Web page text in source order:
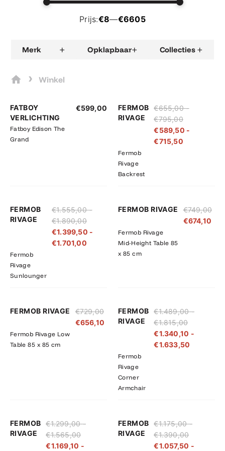
Prijs:€8—€6605
Merk + Opklapbaar+ Collecties +
› Winkel
FATBOY
VERLICHTING
Fatboy Edison The
Grand
€599,00
FERMOB
RIVAGE
Fermob
Rivage
Backrest
€655,00 -
€795,00
€655,00
tot
€795,00
€589,50 -
€715,50
€589,50
tot
€715,50
FERMOB
RIVAGE
Fermob
Rivage
Sunlounger
€1.555,00 -
€1.890,00
€1.555,00
tot
€1.890,00
€1.399,50 -
€1.701,00
€1.399,50
tot
€1.701,00
FERMOB RIVAGE
Fermob Rivage
Mid-Height Table 85
x 85 cm
€749,00
€674,10
FERMOB RIVAGE
Fermob Rivage Low
Table 85 x 85 cm
€729,00
€656,10
FERMOB
RIVAGE
Fermob
Rivage
Corner
Armchair
€1.489,00 -
€1.815,00
€1.489,00
tot
€1.815,00
€1.340,10 -
€1.633,50
€1.340,10
FERMOB
RIVAGE
€1.299,00 -
€1.565,00
€1.299,00
tot
€1.565,00
€1.169,10 -
€1.169,10
€1.408,50
FERMOB
RIVAGE
€1.175,00 -
€1.390,00
€1.175,00
tot
€1.390,00
€1.057,50 -
€1.057,50
tot
€1.251,00